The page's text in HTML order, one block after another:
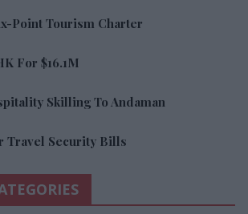
Point Tourism Charter
For $16.1M
Skilling To Andaman
Travel Security Bills